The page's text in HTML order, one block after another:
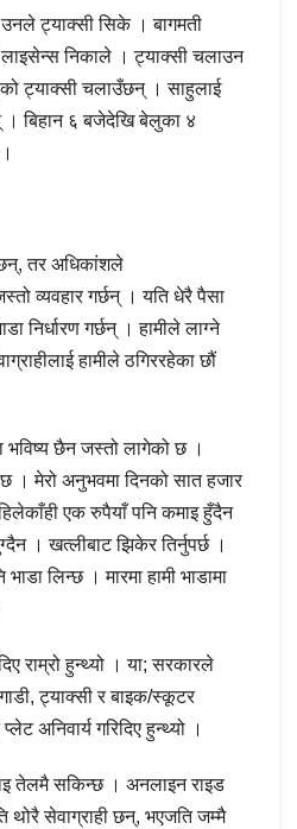
ट्याक्सी सिके । बागमती
निकाले । ट्याक्सी चलाउन
ट्याक्सी चलाउँछन् । साहुलाई
। बिहान ६ बजेदेखि बेलुका ४
तर अधिकांशले
व्यवहार गर्छन् । यति धेरै पैसा
निर्धारण गर्छन् । हामीले लाग्ने
हामीले ठगिररहेका छौं
भविष्य छैन जस्तो लागेको छ ।
। मेरो अनुभवमा दिनको सात हजार
एक रुपैयाँ पनि कमाइ हुँदैन
। खत्लीबाट झिकेर तिर्नुपर्छ ।
लिन्छ । मारमा हामी भाडामा
राम्रो हुन्थ्यो । या; सरकारले
ट्याक्सी र बाइक/स्कूटर
अनिवार्य गरिदिए हुन्थ्यो ।
तेलमै सकिन्छ । अनलाइन राइड
थोरै सेवाग्राही छन्, भएजति जम्मै